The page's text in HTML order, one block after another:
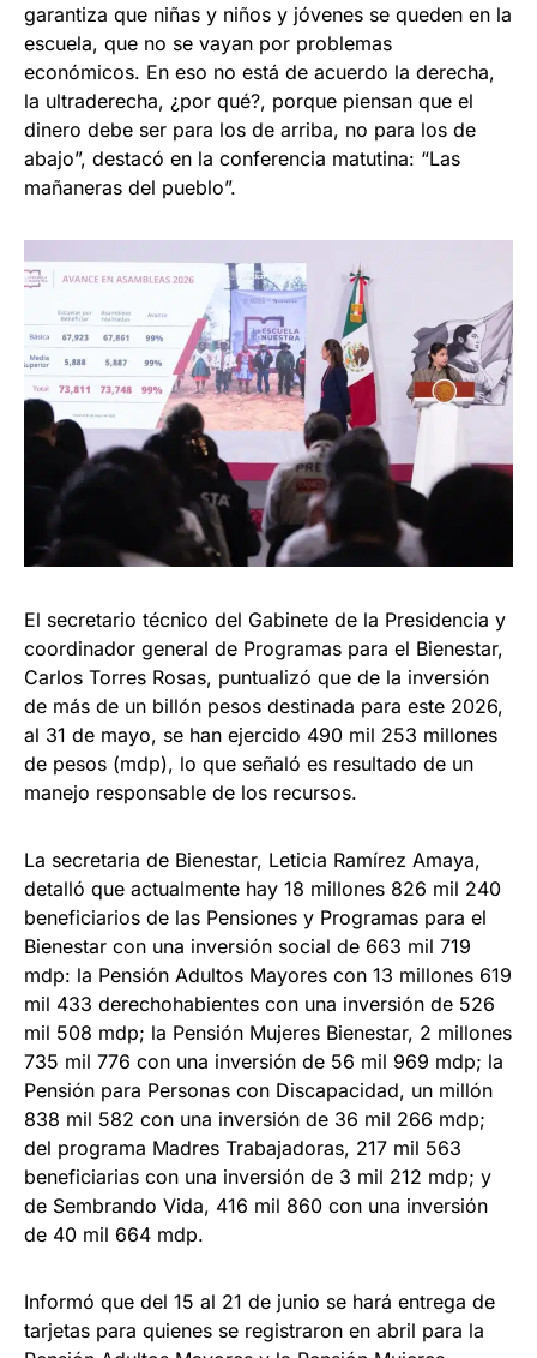
garantiza que niñas y niños y jóvenes se queden en la
escuela, que no se vayan por problemas
económicos. En eso no está de acuerdo la derecha,
la ultraderecha, ¿por qué?, porque piensan que el
dinero debe ser para los de arriba, no para los de
abajo”, destacó en la conferencia matutina: “Las
mañaneras del pueblo”.
El secretario técnico del Gabinete de la Presidencia y
coordinador general de Programas para el Bienestar,
Carlos Torres Rosas, puntualizó que de la inversión
de más de un billón pesos destinada para este 2026,
al 31 de mayo, se han ejercido 490 mil 253 millones
de pesos (mdp), lo que señaló es resultado de un
manejo responsable de los recursos.
La secretaria de Bienestar, Leticia Ramírez Amaya,
detalló que actualmente hay 18 millones 826 mil 240
beneficiarios de las Pensiones y Programas para el
Bienestar con una inversión social de 663 mil 719
mdp: la Pensión Adultos Mayores con 13 millones 619
mil 433 derechohabientes con una inversión de 526
mil 508 mdp; la Pensión Mujeres Bienestar, 2 millones
735 mil 776 con una inversión de 56 mil 969 mdp; la
Pensión para Personas con Discapacidad, un millón
838 mil 582 con una inversión de 36 mil 266 mdp;
del programa Madres Trabajadoras, 217 mil 563
beneficiarias con una inversión de 3 mil 212 mdp; y
de Sembrando Vida, 416 mil 860 con una inversión
de 40 mil 664 mdp.
Informó que del 15 al 21 de junio se hará entrega de
tarjetas para quienes se registraron en abril para la